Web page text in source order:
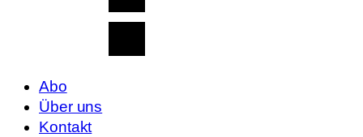
Abo
Über uns
Kontakt